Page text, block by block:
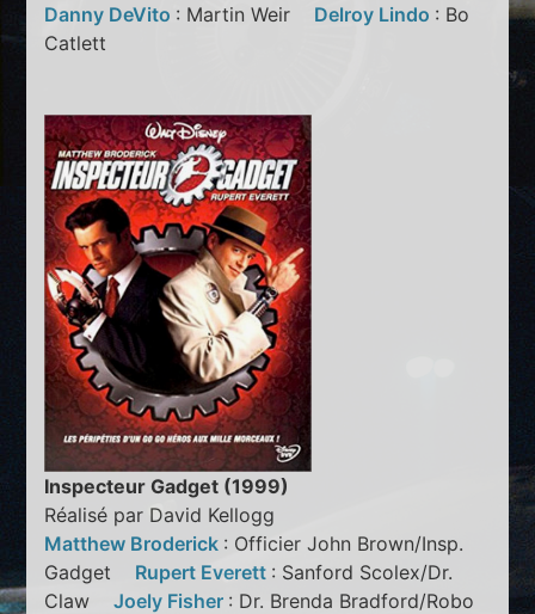
Danny DeVito : Martin Weir Delroy Lindo : Bo
Catlett
Inspecteur Gadget (1999)
Réalisé par David Kellogg
Matthew Broderick : Officier John Brown/Insp.
Gadget Rupert Everett : Sanford Scolex/Dr.
ClawJoely Fisher : Dr. Brenda Bradford/Robo